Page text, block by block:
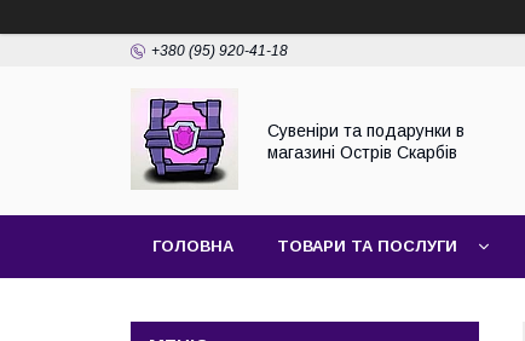
+380 (95) 920-41-18
Сувеніри та подарунки в
магазині Острів Скарбів
ГОЛОВНА ТОВАРИ ТА ПОСЛУГИ